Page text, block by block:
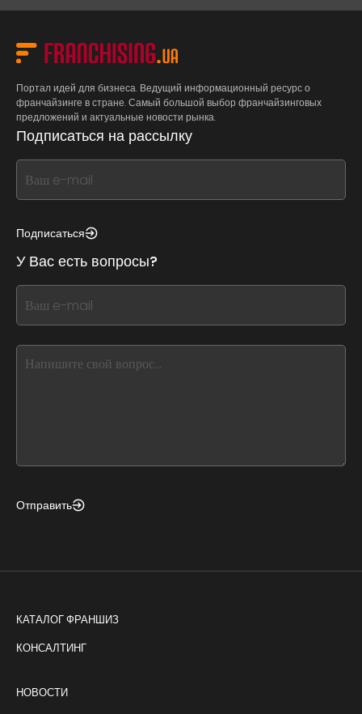
Портал идей для бизнеса. Ведущий информационный ресурс о
франчайзинге в стране. Самый большой выбор франчайзинговых
предложений и актуальные новости рынка.
Подписаться на рассылку
If
you
this,
this
form
field
blank
Подписаться
У Вас есть вопросы?
If
you
this,
Отправить
КАТАЛОГ ФРАНШИЗ
КОНСАЛТИНГ
НОВОСТИ